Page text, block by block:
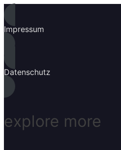
Impressum
Datenschutz
explore more